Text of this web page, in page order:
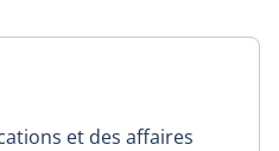
et des affaires